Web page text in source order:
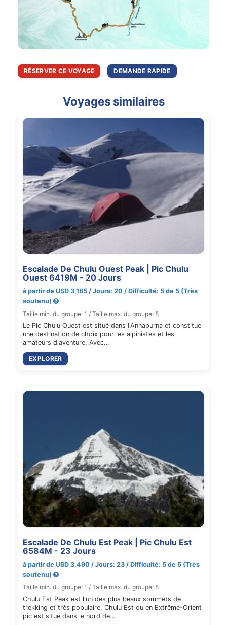
RÉSERVER CE VOYAGE DEMANDE RAPIDE
Voyages similaires
Escalade De Chulu Ouest Peak | Pic Chulu
Ouest 6419M - 20 Jours
à partir de USD 3,185 / Jours: 20 / Difficulté: 5 de 5 (Très
soutenu)
Taille min. du groupe: 1 / Taille max. du groupe: 8
Le Pic Chulu Ouest est situé dans l'Annapurna et constitue
une destination de choix pour les alpinistes et les
amateurs d'aventure. Avec…
EXPLORER
Escalade De Chulu Est Peak | Pic Chulu Est
6584M - 23 Jours
à partir de USD 3,490 / Jours: 23 / Difficulté: 5 de 5 (Très
soutenu)
Taille min. du groupe: 1 / Taille max. du groupe: 8
Chulu Est Peak est l'un des plus beaux sommets de
trekking et très populaire. Chulu Est ou en Extrême-Orient
pic est situé dans le nord de…